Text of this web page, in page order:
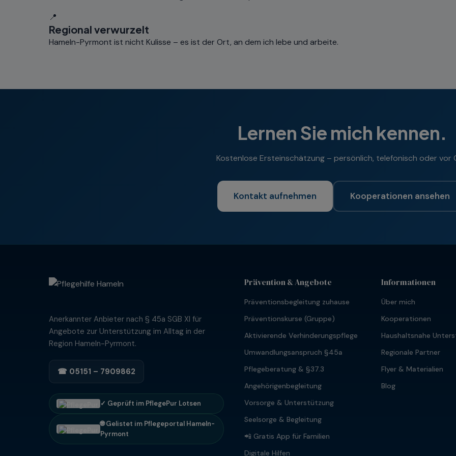
📍
Regional verwurzelt
Hameln-Pyrmont ist nicht Kulisse – es ist der Ort, an dem ich lebe und arbeite.
Lernen Sie mich kennen.
Kostenlose Ersteinschätzung – persönlich, telefonisch oder vor
Kontakt aufnehmen Kooperationen ansehen
Anerkannter Anbieter nach § 45a SGB XI für
Angebote zur Unterstützung im Alltag in der
Region Hameln-Pyrmont.
☎ 05151 – 7909862
✓ Geprüft im PflegePur Lotsen
🌐 Gelistet im Pflegeportal Hameln-
Pyrmont
Prävention & Angebote
Präventionsbegleitung zuhause
Präventionskurse (Gruppe)
Aktivierende Verhinderungspflege
Umwandlungsanspruch §45a
Pflegeberatung & §37.3
Angehörigenbegleitung
Vorsorge & Unterstützung
Seelsorge & Begleitung
📲 Gratis App für Familien
Digitale Hilfen
Informationen
Über mich
Kooperationen
Haushaltsnahe
Regionale Partner
Flyer & Materialien
Blog